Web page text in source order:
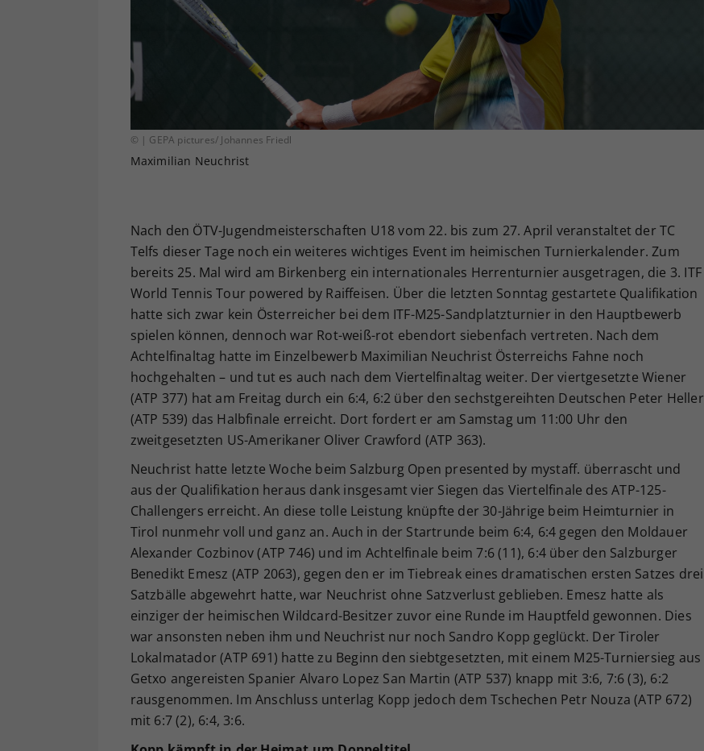
© | GEPA pictures/ Johannes Friedl
Maximilian Neuchrist
Nach den ÖTV-Jugendmeisterschaften U18 vom 22. bis zum 27. April veranstaltet der TC
Telfs dieser Tage noch ein weiteres wichtiges Event im heimischen Turnierkalender. Zum
bereits 25. Mal wird am Birkenberg ein internationales Herrenturnier ausgetragen, die 3. ITF
World Tennis Tour powered by Raiffeisen. Über die letzten Sonntag gestartete Qualifikation
hatte sich zwar kein Österreicher bei dem ITF-M25-Sandplatzturnier in den Hauptbewerb
spielen können, dennoch war Rot-weiß-rot ebendort siebenfach vertreten. Nach dem
Achtelfinaltag hatte im Einzelbewerb Maximilian Neuchrist Österreichs Fahne noch
hochgehalten – und tut es auch nach dem Viertelfinaltag weiter. Der viertgesetzte Wiener
(ATP 377) hat am Freitag durch ein 6:4, 6:2 über den sechstgereihten Deutschen Peter Heller
(ATP 539) das Halbfinale erreicht. Dort fordert er am Samstag um 11:00 Uhr den
zweitgesetzten US-Amerikaner Oliver Crawford (ATP 363).
Neuchrist hatte letzte Woche beim Salzburg Open presented by mystaff. überrascht und
aus der Qualifikation heraus dank insgesamt vier Siegen das Viertelfinale des ATP-125-
Challengers erreicht. An diese tolle Leistung knüpfte der 30-Jährige beim Heimturnier in
Tirol nunmehr voll und ganz an. Auch in der Startrunde beim 6:4, 6:4 gegen den Moldauer
Alexander Cozbinov (ATP 746) und im Achtelfinale beim 7:6 (11), 6:4 über den Salzburger
Benedikt Emesz (ATP 2063), gegen den er im Tiebreak eines dramatischen ersten Satzes drei
Satzbälle abgewehrt hatte, war Neuchrist ohne Satzverlust geblieben. Emesz hatte als
einziger der heimischen Wildcard-Besitzer zuvor eine Runde im Hauptfeld gewonnen. Dies
war ansonsten neben ihm und Neuchrist nur noch Sandro Kopp geglückt. Der Tiroler
Lokalmatador (ATP 691) hatte zu Beginn den siebtgesetzten, mit einem M25-Turniersieg aus
Getxo angereisten Spanier Alvaro Lopez San Martin (ATP 537) knapp mit 3:6, 7:6 (3), 6:2
rausgenommen. Im Anschluss unterlag Kopp jedoch dem Tschechen Petr Nouza (ATP 672)
mit 6:7 (2), 6:4, 3:6.
Ihrer vorgenommen Einstellungen, falls der
Webseiten-Betreiber dies eingestellt hat.